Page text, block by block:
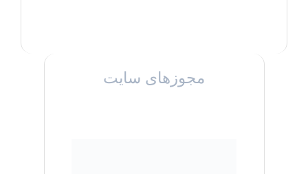
مجوزهای سایت